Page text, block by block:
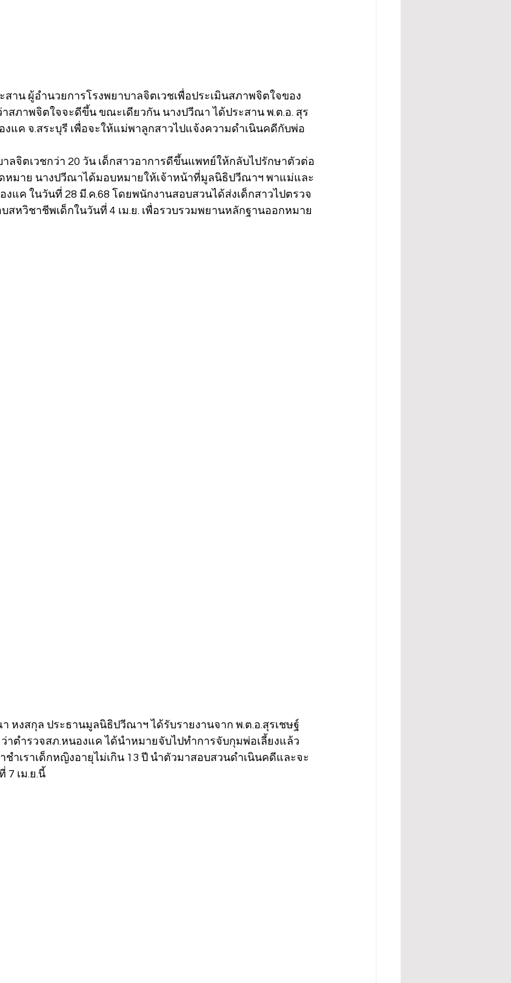
สาน ผู้อำนวยการโรงพยาบาลจิตเวชเพื่อประเมินสภาพจิตใจของ
สภาพจิตใจจะดีขึ้น ขณะเดียวกัน นางปวีณา ได้ประสาน พ.ต.อ. สุร
งแค จ.สระบุรี เพื่อจะให้แม่พาลูกสาวไปแจ้งความดำเนินคดีกับพ่อ
ลจิตเวชกว่า 20 วัน เด็กสาวอาการดีขึ้นแพทย์ให้กลับไปรักษาตัวต่อ
มาย นางปวีณาได้มอบหมายให้เจ้าหน้าที่มูลนิธิปวีณาฯ พาแม่และ
แค ในวันที่ 28 มี.ค.68 โดยพนักงานสอบสวนได้ส่งเด็กสาวไปตรวจ
สหวิชาชีพเด็กในวันที่ 4 เม.ย. เพื่อรวบรวมพยานหลักฐานออกหมาย
า หงสกุล ประธานมูลนิธิปวีณาฯ ได้รับรายงานจาก พ.ต.อ.สุรเชษฐ์
าตำรวจสภ.หนองแค ได้นำหมายจับไปทำการจับกุมพ่อเลี้ยงแล้ว
ำเราเด็กหญิงอายุไม่เกิน 13 ปี นำตัวมาสอบสวนดำเนินคดีและจะ
เม.ย.นี้